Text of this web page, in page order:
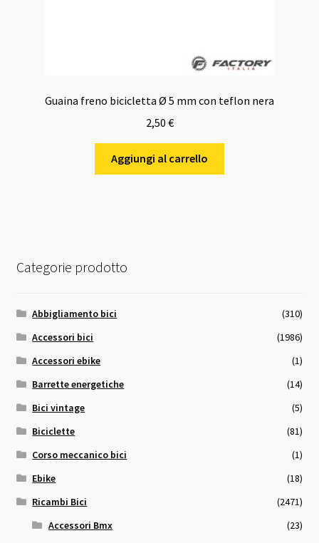
Guaina freno bicicletta Ø 5 mm con teflon nera
2,50 €
Aggiungi al carrello
Categorie prodotto
Abbigliamento bici
(310)
Accessori bici
(1986)
Accessori ebike
(1)
Barrette energetiche
(14)
Bici vintage
(5)
Biciclette
(81)
Corso meccanico bici
(1)
Ebike
(18)
Ricambi Bici
(2471)
Accessori Bmx
(23)